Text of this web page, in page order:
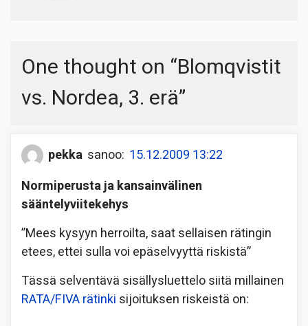
One thought on “Blomqvistit
vs. Nordea, 3. erä”
pekka sanoo: 15.12.2009 13:22
Normiperusta ja kansainvälinen
sääntelyviitekehys
”Mees kysyyn herroilta, saat sellaisen rätingin
etees, ettei sulla voi epäselvyyttä riskistä”
Tässä selventävä sisällysluettelo siitä millainen
RATA/FIVA rätinki sijoituksen riskeistä on: